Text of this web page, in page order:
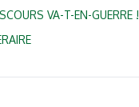
VA-T-EN-GUERRE !